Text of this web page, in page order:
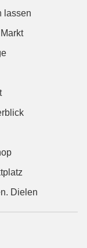
lassen
Dielen